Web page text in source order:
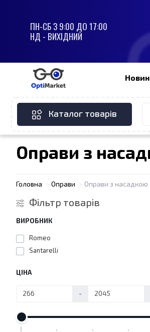
ПН-СБ З 9:00 ДО 17:00
НД - ВИХІДНИЙ
Каталог товарів
Оправи з
Головна Оправи Оправи з насадкою
Фiльтр товарів
ВИРОБНИК
Romeo
Santarelli
ЦІНА
-